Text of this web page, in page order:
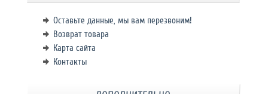
Оставьте данные, мы вам перезвоним!
Возврат товара
Карта сайта
Контакты